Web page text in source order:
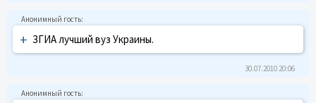
+ ЗГИА лучший вуз Украины.
30.07.2010 20:06